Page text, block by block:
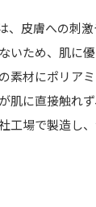
、皮膚への刺
いため、肌に
素材にポリア
肌に直接触れ
工場で製造し